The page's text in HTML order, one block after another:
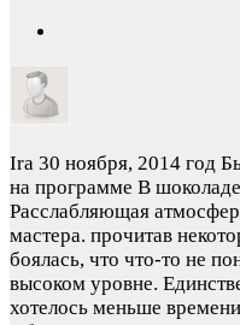
Ira 30 ноября, 2014 год
на программе В
Расслабляющая
мастера. прочитав
боялась, что что-то не
высоком уровне.
хотелось меньше